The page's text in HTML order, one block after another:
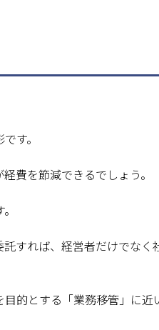
す。
費を節減できるでしょう。
すれば、経営者だけでなく
的とする「業務移管」に近